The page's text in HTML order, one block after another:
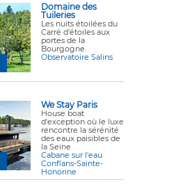
Domaine des
Tuileries
Les nuits étoilées du
Carré d'étoiles aux
portes de la
Bourgogne.
Observatoire Salins
We Stay Paris
House boat
d'exception où le luxe
rencontre la sérénité
des eaux paisibles de
la Seine
Cabane sur l'eau
Conflans-Sainte-
Honorine